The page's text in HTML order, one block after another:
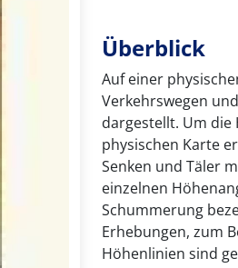
Überblick
Auf einer
Verkehrswegen
dargestellt. Um die
physischen Karte
Senken und Täler
einzelnen
Schummerung
Erhebungen, zum
Höhenlinien sind